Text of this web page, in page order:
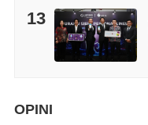
13
OPINI